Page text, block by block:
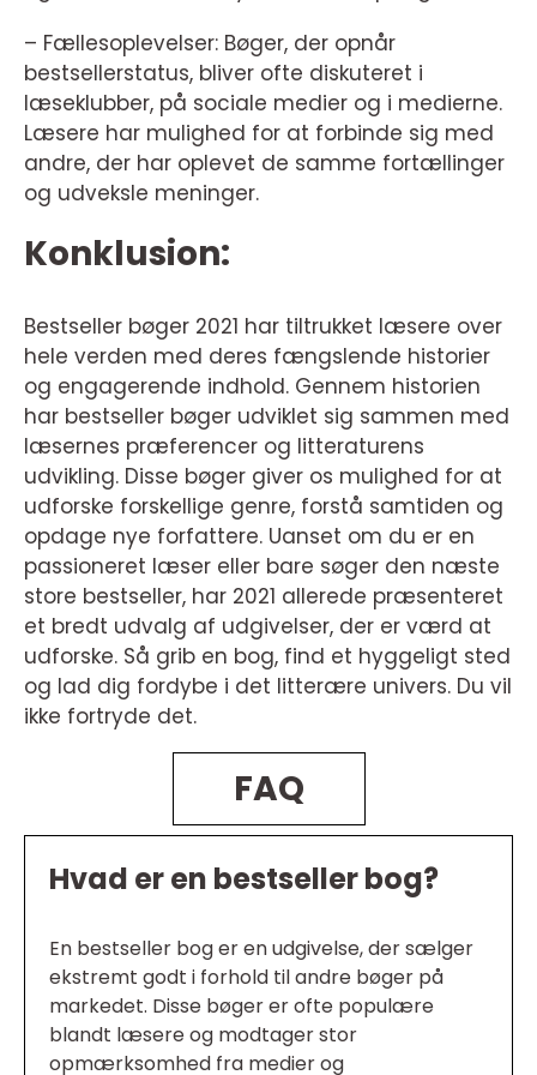
– Fællesoplevelser: Bøger, der opnår
bestsellerstatus, bliver ofte diskuteret i
læseklubber, på sociale medier og i medierne.
Læsere har mulighed for at forbinde sig med
andre, der har oplevet de samme fortællinger
og udveksle meninger.
Konklusion:
Bestseller bøger 2021 har tiltrukket læsere over
hele verden med deres fængslende historier
og engagerende indhold. Gennem historien
har bestseller bøger udviklet sig sammen med
læsernes præferencer og litteraturens
udvikling. Disse bøger giver os mulighed for at
udforske forskellige genre, forstå samtiden og
opdage nye forfattere. Uanset om du er en
passioneret læser eller bare søger den næste
store bestseller, har 2021 allerede præsenteret
et bredt udvalg af udgivelser, der er værd at
udforske. Så grib en bog, find et hyggeligt sted
og lad dig fordybe i det litterære univers. Du vil
ikke fortryde det.
FAQ
Hvad er en bestseller bog?
En bestseller bog er en udgivelse, der sælger
ekstremt godt i forhold til andre bøger på
markedet. Disse bøger er ofte populære
blandt læsere og modtager stor
opmærksomhed fra medier og